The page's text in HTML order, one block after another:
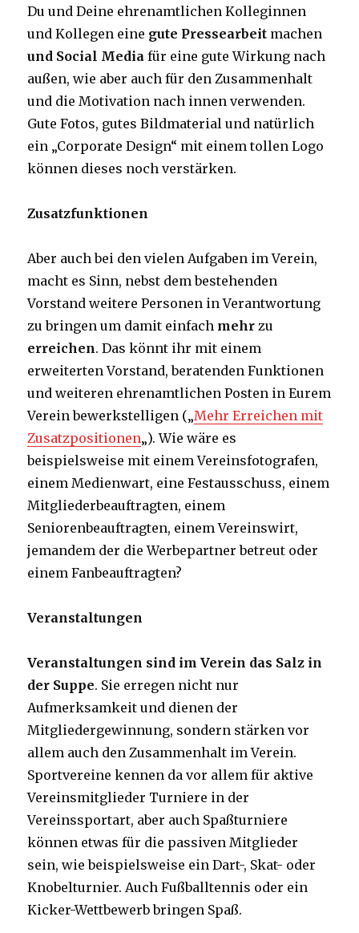
Du und Deine ehrenamtlichen Kolleginnen
und Kollegen eine gute Pressearbeit machen
und Social Media für eine gute Wirkung nach
außen, wie aber auch für den Zusammenhalt
und die Motivation nach innen verwenden.
Gute Fotos, gutes Bildmaterial und natürlich
ein „Corporate Design“ mit einem tollen Logo
können dieses noch verstärken.
Zusatzfunktionen
Aber auch bei den vielen Aufgaben im Verein,
macht es Sinn, nebst dem bestehenden
Vorstand weitere Personen in Verantwortung
zu bringen um damit einfach mehr zu
erreichen. Das könnt ihr mit einem
erweiterten Vorstand, beratenden Funktionen
und weiteren ehrenamtlichen Posten in Eurem
Verein bewerkstelligen („Mehr Erreichen mit
Zusatzpositionen„). Wie wäre es
beispielsweise mit einem Vereinsfotografen,
einem Medienwart, eine Festausschuss, einem
Mitgliederbeauftragten, einem
Seniorenbeauftragten, einem Vereinswirt,
jemandem der die Werbepartner betreut oder
einem Fanbeauftragten?
Veranstaltungen
Veranstaltungen sind im Verein das Salz in
der Suppe. Sie erregen nicht nur
Aufmerksamkeit und dienen der
Mitgliedergewinnung, sondern stärken vor
allem auch den Zusammenhalt im Verein.
Sportvereine kennen da vor allem für aktive
Vereinsmitglieder Turniere in der
Vereinssportart, aber auch Spaßturniere
können etwas für die passiven Mitglieder
sein, wie beispielsweise ein Dart-, Skat- oder
Knobelturnier. Auch Fußballtennis oder ein
Kicker-Wettbewerb bringen Spaß.